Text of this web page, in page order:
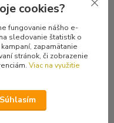
cookies?
fungovanie nášho e-
sledovanie štatistík o
zapamätanie
stránok, či zobrazenie
Viac na využitie
Súhlasím